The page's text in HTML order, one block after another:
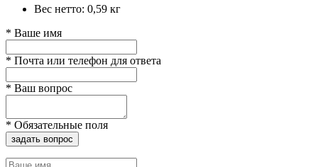
Вес нетто: 0,59 кг
* Ваше имя
* Почта или телефон для ответа
* Ваш вопрос
* Обязательные поля
задать вопрос